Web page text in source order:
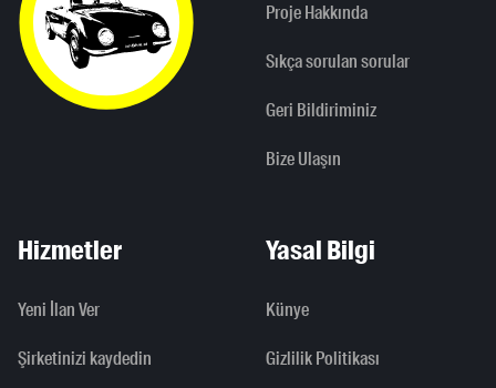
Proje Hakkında
Sıkça sorulan sorular
Geri Bildiriminiz
Bize Ulaşın
Hizmetler
Yeni İlan Ver
Şirketinizi kaydedin
Yasal Bilgi
Künye
Gizlilik Politikası